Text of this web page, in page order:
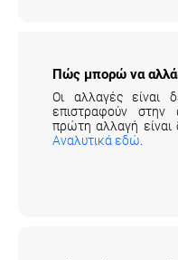
Πώς μπορώ να
Οι αλλαγές είναι
επιστραφούν στην
πρώτη αλλαγή είναι
Αναλυτικά εδώ